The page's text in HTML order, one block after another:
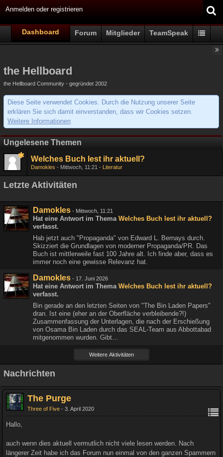
Anmelden oder registrieren
Dashboard Forum Mitglieder TeamSpeak
the Hellboard
the Hellboard Community - gegründet 2002
Diese Seite verwendet Cookies. Durch die Nutzung unserer Seite
erklären Sie sich damit einverstanden, dass wir Cookies setzen.
Weitere Informationen
Ungelesene Themen
Welches Buch lest ihr aktuell?
Damokles Mittwoch, 11:21 Literatur
Letzte Aktivitäten
Damokles - Mittwoch, 11:21
Hat eine Antwort im Thema Welches Buch lest ihr aktuell?
verfasst.
Hab jetzt auch "Propaganda" von Edward L. Bernays durch.
Skizziert die Grundlagen von moderner Propaganda/PR. Das
Buch ist mittlerweile fast 100 Jahre alt. Ich finde aber, dass es
immer noch eine gewisse Relevanz hat.
Damokles - 17. Juni 2026
Hat eine Antwort im Thema Welches Buch lest ihr aktuell?
verfasst.
Bin gerade an den letzten Seiten von "The Bin Laden Papers"
dran. Ist eine (eher an der Oberfläche verbleibende?!)
Zusammenfassung der Unterlagen, die nach der Erschießung
von Osama Bin Laden durch das SEAL-Team aus Abbottabad
mitgenommen wurden. Gibt…
Weitere Aktivitäten
Nachrichten
The Purge
Three of Five 3. April 2020
Hallo,
auch wenn dies aktuell vermutlich nicht viele lesen werden. Nach
längerer Zeit habe ich das Forum nun einmal von den ganzen Spammern